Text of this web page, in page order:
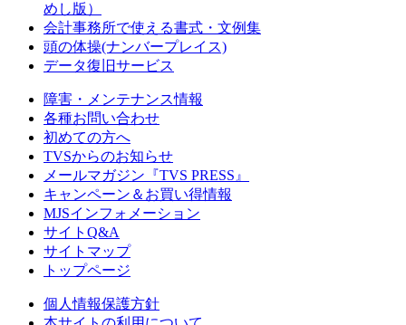
めし版）
会計事務所で使える書式・文例集
頭の体操(ナンバープレイス)
データ復旧サービス
障害・メンテナンス情報
各種お問い合わせ
初めての方へ
TVSからのお知らせ
メールマガジン『TVS PRESS』
キャンペーン＆お買い得情報
MJSインフォメーション
サイトQ&A
サイトマップ
トップページ
個人情報保護方針